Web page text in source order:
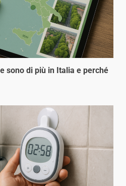
sono di più in Italia e perché